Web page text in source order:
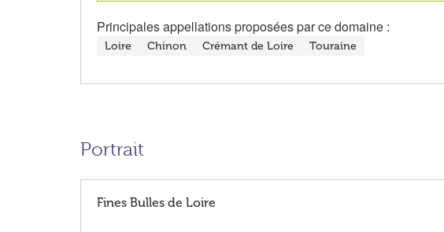
Principales appellations proposées par ce domaine :
Loire Chinon Crémant de Loire Touraine
Portrait
Fines Bulles de Loire